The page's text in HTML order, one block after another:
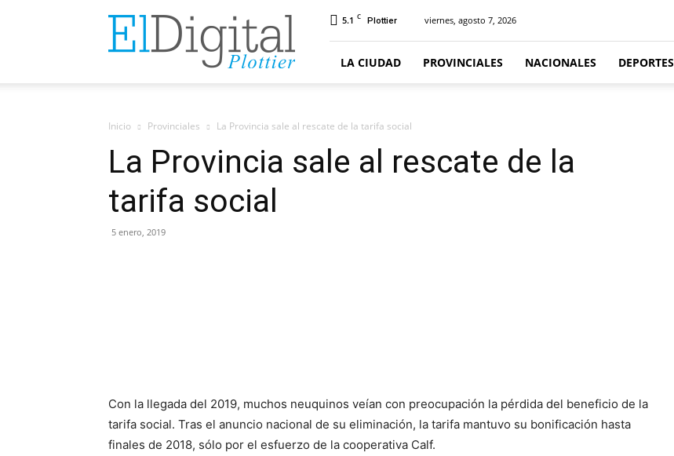
ElDigitalPlottier
5.1 C Plottier viernes, agosto 7, 2026
LA CIUDAD PROVINCIALES NACIONALES DEPORTES
Inicio Provinciales La Provincia sale al rescate de la tarifa social
La Provincia sale al rescate de la
tarifa social
5 enero, 2019
Con la llegada del 2019, muchos neuquinos veían con preocupación la pérdida del beneficio de la
tarifa social. Tras el anuncio nacional de su eliminación, la tarifa mantuvo su bonificación hasta
finales de 2018, sólo por el esfuerzo de la cooperativa Calf.